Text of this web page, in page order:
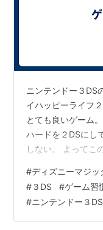
ニンテンドー３DS
イハッピーライフ
とても良いゲーム
ハードを２DSにし
しない。 よってこ
30%。クリア後要
ゲーム。流石にク
な修羅の道になり
分満足できるボリ
#ディズニーマジッ
#３DS #ゲーム習
#ニンテンドー３DS